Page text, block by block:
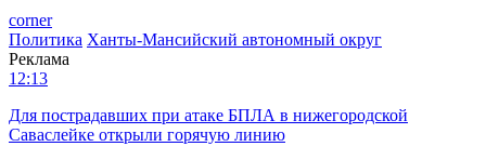
corner
Политика Ханты-Мансийский автономный округ
Реклама
12:13
Для пострадавших при атаке БПЛА в нижегородской
Саваслейке открыли горячую линию